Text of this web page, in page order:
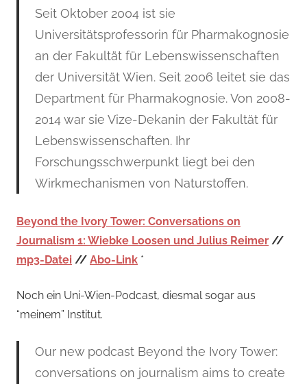
Seit Oktober 2004 ist sie
Universitätsprofessorin für Pharmakognosie
an der Fakultät für Lebenswissenschaften
der Universität Wien. Seit 2006 leitet sie das
Department für Pharmakognosie. Von 2008-
2014 war sie Vize-Dekanin der Fakultät für
Lebenswissenschaften. Ihr
Forschungsschwerpunkt liegt bei den
Wirkmechanismen von Naturstoffen.
Beyond the Ivory Tower: Conversations on
Journalism 1: Wiebke Loosen und Julius Reimer //
mp3-Datei // Abo-Link *
Noch ein Uni-Wien-Podcast, diesmal sogar aus
“meinem” Institut.
Our new podcast Beyond the Ivory Tower:
conversations on journalism aims to create